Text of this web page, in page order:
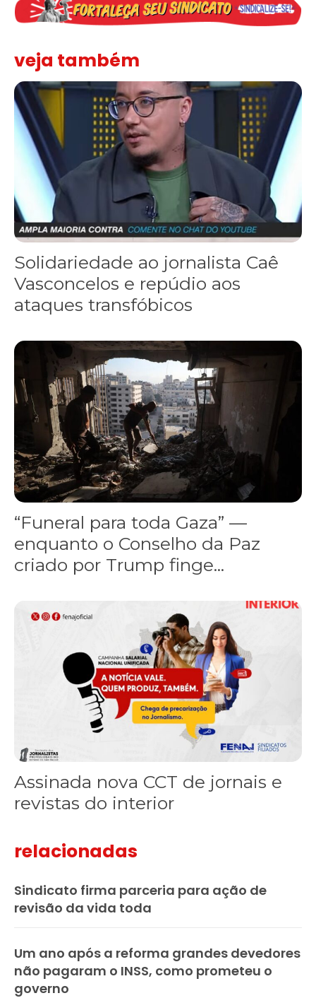
veja também
Solidariedade ao jornalista Caê Vasconcelos e repúdio aos
Solidariedade ao jornalista Caê
Vasconcelos e repúdio aos
ataques transfóbicos
“Funeral para toda Gaza” — enquanto o Conselho da Paz
“Funeral para toda Gaza” —
enquanto o Conselho da Paz
criado por Trump finge...
Assinada nova CCT de jornais e revistas do interior
Assinada nova CCT de jornais e
revistas do interior
relacionadas
Sindicato firma parceria para ação de
revisão da vida toda
Um ano após a reforma grandes devedores
não pagaram o INSS, como prometeu o
governo